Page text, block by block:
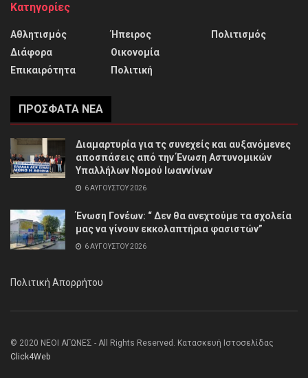
Κατηγορίες
Αθλητισμός
Διάφορα
Επικαιρότητα
Ήπειρος
Οικονομία
Πολιτική
Πολιτισμός
ΠΡΌΣΦΑΤΑ ΝΈΑ
Διαμαρτυρία για τς συνεχείς και αυξανόμενες
αποσπάσεις από την Ένωση Αστυνομικών
Υπαλλήλων Νομού Ιωαννίνων
6 ΑΥΓΟΎΣΤΟΥ 2026
Ένωση Γονέων: “ Δεν θα ανεχτούμε τα σχολεία
μας να γίνουν εκκολαπτήρια φασιστών”
6 ΑΥΓΟΎΣΤΟΥ 2026
Πολιτική Απορρήτου
© 2020 ΝΕΟΙ ΑΓΩΝΕΣ - All Rights Reserved. Κατασκευή Ιστοσελίδας
Click4Web